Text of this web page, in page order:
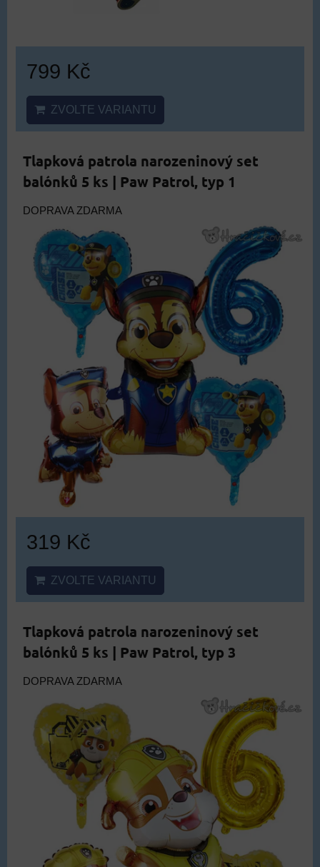
799 Kč
ZVOLTE VARIANTU
Tlapková patrola narozeninový set
balónků 5 ks | Paw Patrol, typ 1
DOPRAVA ZDARMA
319 Kč
ZVOLTE VARIANTU
Tlapková patrola narozeninový set
balónků 5 ks | Paw Patrol, typ 3
DOPRAVA ZDARMA